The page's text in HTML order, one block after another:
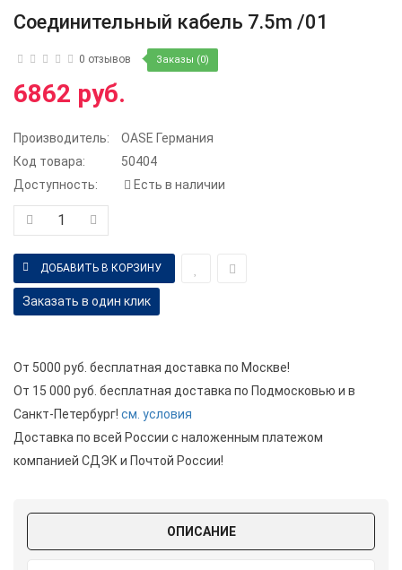
Соединительный кабель 7.5m /01
0 отзывов Заказы (0)
6862 руб.
Производитель:
OASE Германия
Код товара:
50404
Доступность:
Есть в наличии
Заказать в один клик
От 5000 руб. бесплатная доставка по Москве!
От 15 000 руб. бесплатная доставка по Подмосковью и в
Санкт-Петербург! см. условия
Доставка по всей России с наложенным платежом
компанией СДЭК и Почтой России!
ОПИСАНИЕ